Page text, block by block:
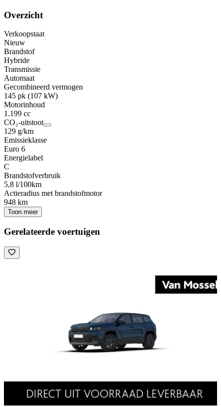
Overzicht
Verkoopstaat
Nieuw
Brandstof
Hybride
Transmissie
Automaat
Gecombineerd vermogen
145 pk (107 kW)
Motorinhoud
1.199 cc
CO₂-uitstoot
129 g/km
Emissieklasse
Euro 6
Energielabel
C
Brandstofverbruik
5,8 l/100km
Actieradius met brandstofmotor
948 km
Toon meer
Gerelateerde voertuigen